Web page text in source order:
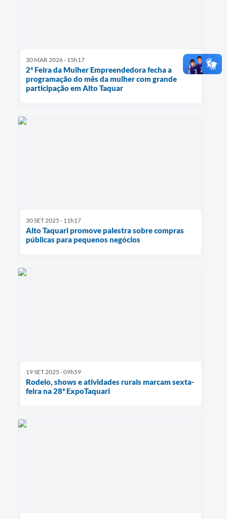
30 MAR 2026 - 15h17
2ª Feira da Mulher Empreendedora fecha a
programação do mês da mulher com grande
participação em Alto Taquar
30 SET 2025 - 11h17
Alto Taquari promove palestra sobre compras
públicas para pequenos negócios
19 SET 2025 - 09h59
Rodeio, shows e atividades rurais marcam sexta-
feira na 28ª ExpoTaquari